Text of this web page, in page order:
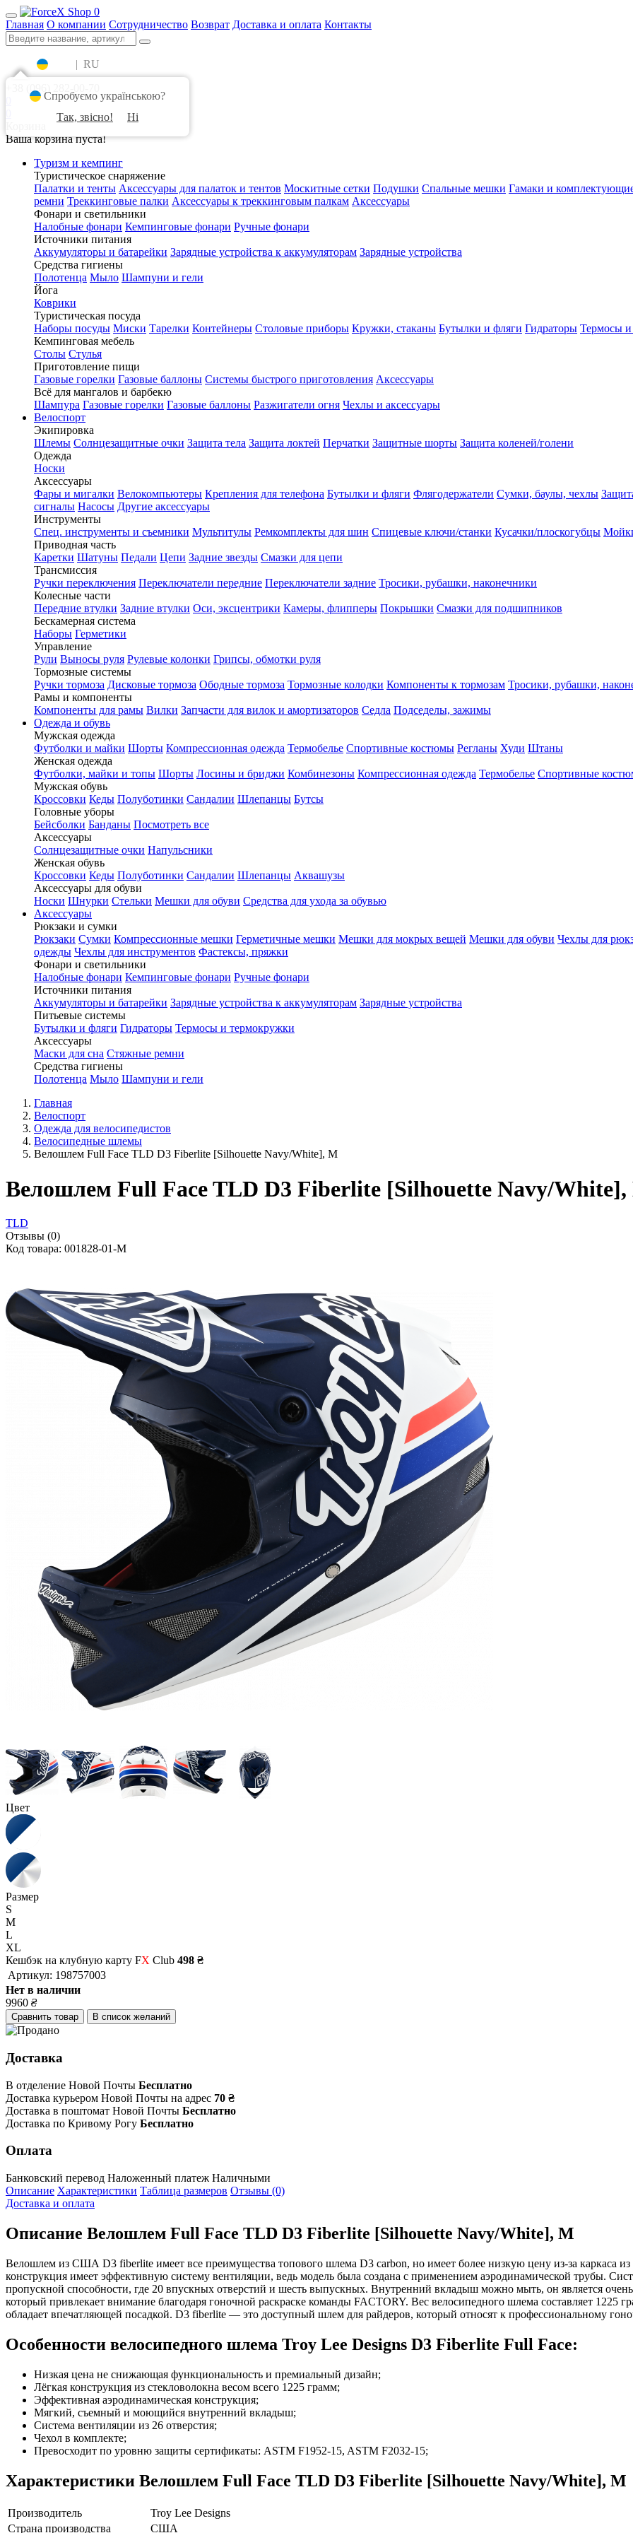
0
Главная О компании Сотрудничество Возврат Доставка и оплата Контакты
| RU
+38 (096) 282-00-70
Ваша корзина пуста!
Туризм и кемпинг
Туристическое снаряжение
Палатки и тенты Аксессуары для палаток и тентов Москитные сетки Подушки Спальные мешки Гамаки и
ремни Треккинговые палки Аксессуары к треккинговым палкам Аксессуары
Фонари и светильники
Налобные фонари Кемпинговые фонари Ручные фонари
Источники питания
Аккумуляторы и батарейки Зарядные устройства к аккумуляторам Зарядные устройства
Средства гигиены
Полотенца Мыло Шампуни и гели
Йога
Коврики
Туристическая посуда
Наборы посуды Миски Тарелки Контейнеры Столовые приборы Кружки, стаканы Бутылки и фляги Гидраторы Термосы
Кемпинговая мебель
Столы Стулья
Приготовление пищи
Газовые горелки Газовые баллоны Системы быстрого приготовления Аксессуары
Всё для мангалов и барбекю
Шампура Газовые горелки Газовые баллоны Разжигатели огня Чехлы и аксессуары
Велоспорт
Экипировка
Шлемы Солнцезащитные очки Защита тела Защита локтей Перчатки Защитные шорты Защита коленей/голени
Одежда
Носки
Аксессуары
Фары и мигалки Велокомпьютеры Крепления для телефона Бутылки и фляги Флягодержатели Сумки, баулы, чехлы
сигналы Насосы Другие аксессуары
Инструменты
Спец. инструменты и съемники Мультитулы Ремкомплекты для шин Спицевые ключи/станки Кусачки/плоскогубцы
Приводная часть
Каретки Шатуны Педали Цепи Задние звезды Смазки для цепи
Трансмиссия
Ручки переключения Переключатели передние Переключатели задние Тросики, рубашки, наконечники
Колесные части
Передние втулки Задние втулки Оси, эксцентрики Камеры, флипперы Покрышки Смазки для подшипников
Бескамерная система
Наборы Герметики
Управление
Рули Выносы руля Рулевые колонки Грипсы, обмотки руля
Тормозные системы
Ручки тормоза Дисковые тормоза Ободные тормоза Тормозные колодки Компоненты к тормозам Тросики, рубашки,
Рамы и компоненты
Компоненты для рамы Вилки Запчасти для вилок и амортизаторов Седла Подседелы, зажимы
Одежда и обувь
Мужская одежда
Футболки и майки Шорты Компрессионная одежда Термобелье Спортивные костюмы Регланы Худи Штаны
Женская одежда
Футболки, майки и топы Шорты Лосины и бриджи Комбинезоны Компрессионная одежда Термобелье Спортивные
Мужская обувь
Кроссовки Кеды Полуботинки Сандалии Шлепанцы Бутсы
Головные уборы
Бейсболки Банданы Посмотреть все
Аксессуары
Солнцезащитные очки Напульсники
Женская обувь
Кроссовки Кеды Полуботинки Сандалии Шлепанцы Аквашузы
Аксессуары для обуви
Носки Шнурки Стельки Мешки для обуви Средства для ухода за обувью
Аксессуары
Рюкзаки и сумки
Рюкзаки Сумки Компрессионные мешки Герметичные мешки Мешки для мокрых вещей Мешки для обуви Чехлы для
одежды Чехлы для инструментов Фастексы, пряжки
Фонари и светильники
Налобные фонари Кемпинговые фонари Ручные фонари
Источники питания
Аккумуляторы и батарейки Зарядные устройства к аккумуляторам Зарядные устройства
Питьевые системы
Бутылки и фляги Гидраторы Термосы и термокружки
Аксессуары
Маски для сна Стяжные ремни
Средства гигиены
Полотенца Мыло Шампуни и гели
Главная
Велоспорт
Одежда для велосипедистов
Велосипедные шлемы
Велошлем Full Face TLD D3 Fiberlite [Silhouette Navy/White], M
Велошлем Full Face TLD D3 Fiberlite [Silhouette Navy/
TLD
Отзывы (0)
Код товара: 001828-01-M
Цвет
Размер
S
M
L
XL
Кешбэк на клубную карту FX Club 498 ₴
Артикул: 198757003
Нет в наличии
9960 ₴
Сравнить товар В список желаний
Доставка
В отделение Новой Почты Бесплатно
Доставка курьером Новой Почты на адрес 70 ₴
Доставка в поштомат Новой Почты Бесплатно
Доставка по Кривому Рогу Бесплатно
Оплата
Банковский перевод Наложенный платеж Наличными
Описание Характеристики Таблица размеров Отзывы (0)
Доставка и оплата
Описание Велошлем Full Face TLD D3 Fiberlite [Silhouette Navy/White], M
Велошлем из США D3 fiberlite имеет все преимущества топового шлема D3 carbon, но имеет более низкую цену из-за каркаса
конструкция имеет эффективную систему вентиляции, ведь модель была создана с применением аэродинамической трубы.
пропускной способности, где 20 впускных отверстий и шесть выпускных. Внутренний вкладыш можно мыть, он является
который привлекает внимание благодаря гоночной раскраске команды FACTORY. Вес велосипедного шлема составляет 1225
обладает впечатляющей посадкой. D3 fiberlite — это доступный шлем для райдеров, который относят к профессиональному
Особенности велосипедного шлема Troy Lee Designs D3 Fiberlite Full Face:
Низкая цена не снижающая функциональность и премиальный дизайн;
Лёгкая конструкция из стекловолокна весом всего 1225 грамм;
Эффективная аэродинамическая конструкция;
Мягкий, съемный и моющийся внутренний вкладыш;
Система вентиляции из 26 отверстия;
Чехол в комплекте;
Превосходит по уровню защиты сертификаты: ASTM F1952-15, ASTM F2032-15;
Характеристики Велошлем Full Face TLD D3 Fiberlite [Silhouette Navy/White], M
Производитель
Troy Lee Designs
Страна производства
США
Спробуємо українською?
Так, звісно!
Ні